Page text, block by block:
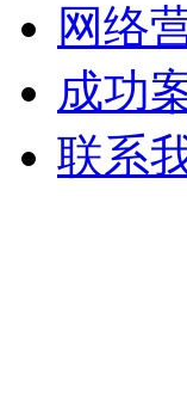
网络
成功
联系